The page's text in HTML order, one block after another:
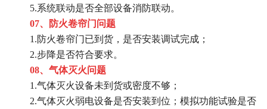
5.系统联动是否全部设备消防联动。
07、防火卷帘门问题
1.防火卷帘门已到货，是否安装调试完成；
2.步降是否符合要求。
08、气体灭火问题
1.气体灭火设备未到货或密度不够；
2.气体灭火弱电设备是否安装到位；模拟功能试验是否